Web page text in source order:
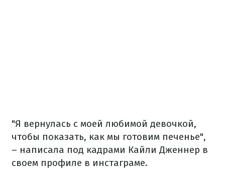
"Я вернулась с моей любимой девочкой,
чтобы показать, как мы готовим печенье",
– написала под кадрами Кайли Дженнер в
своем профиле в инстаграме.